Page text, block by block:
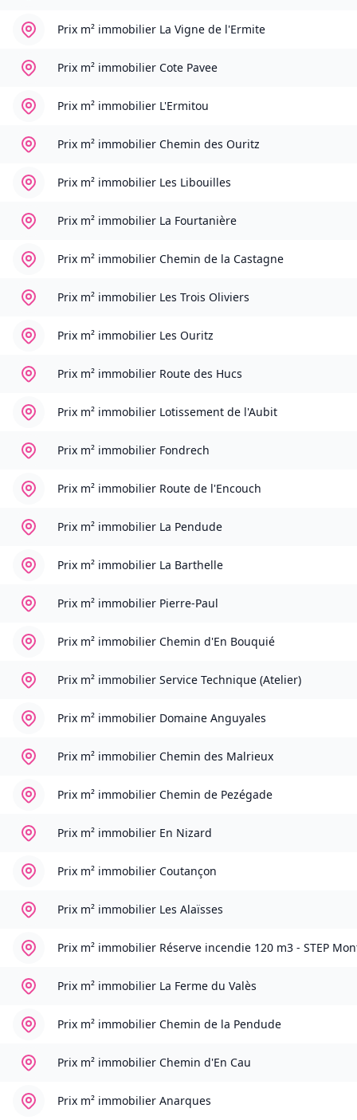
Prix m² immobilier La Vigne de l'Ermite
Prix m² immobilier Cote Pavee
Prix m² immobilier L'Ermitou
Prix m² immobilier Chemin des Ouritz
Prix m² immobilier Les Libouilles
Prix m² immobilier La Fourtanière
Prix m² immobilier Chemin de la Castagne
Prix m² immobilier Les Trois Oliviers
Prix m² immobilier Les Ouritz
Prix m² immobilier Route des Hucs
Prix m² immobilier Lotissement de l'Aubit
Prix m² immobilier Fondrech
Prix m² immobilier Route de l'Encouch
Prix m² immobilier La Pendude
Prix m² immobilier La Barthelle
Prix m² immobilier Pierre-Paul
Prix m² immobilier Chemin d'En Bouquié
Prix m² immobilier Service Technique (Atelier)
Prix m² immobilier Domaine Anguyales
Prix m² immobilier Chemin des Malrieux
Prix m² immobilier Chemin de Pezégade
Prix m² immobilier En Nizard
Prix m² immobilier Coutançon
Prix m² immobilier Les Alaïsses
Prix m² immobilier Réserve incendie 120 m3 - STEP
Prix m² immobilier La Ferme du Valès
Prix m² immobilier Chemin de la Pendude
Prix m² immobilier Chemin d'En Cau
Prix m² immobilier Anarques